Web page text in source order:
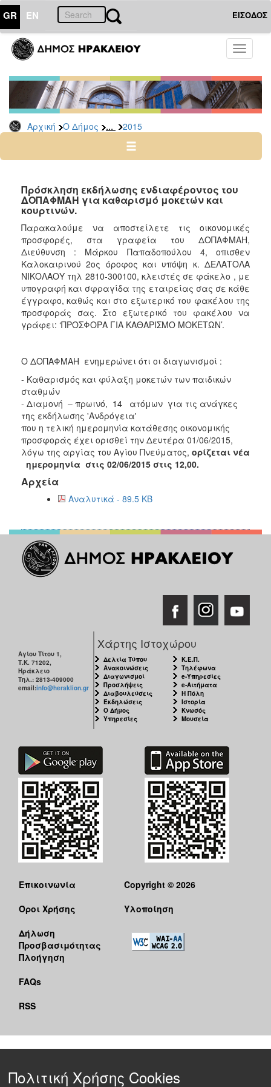
GR EN ΕΙΣΟΔΟΣ
Toggle
Αρχική Ο Δήμος ... 2015
ΔΗΜΟΣ
Διακηρύξεις
Δημοπρασίες
Αρχείο
2025
2023
2022
2021
2020
2019
2018
2017
2016
2013
ΤΟΠΟΣ
ΠΟΛΙΤΙΣΜΟΣ
ΑΝΘΕΚΤΙΚΗ
Πρόσκληση εκδήλωσης ενδιαφέροντος του
ΔΟΠΑΦΜΑΗ για καθαρισμό μοκετών και
κουρτινών.
Παρακαλούμε να αποστείλετε τις οικονομικές
προσφορές, στα γραφεία του ΔΟΠΑΦΜΑΗ,
Διεύθυνση : Μάρκου Παπαδοπούλου 4, οπισθεν
Καλοκαιρινού 2ος όροφος και υπόψη κ. ΔΕΛΑΤΟΛΑ
ΝΙΚΟΛΑΟΥ τηλ 2810-300100, κλειστές σε φάκελο , με
υπογραφή και σφραγίδα της εταιρείας σας σε κάθε
έγγραφο, καθώς και στο εξωτερικό του φακέλου της
προσφοράς σας. Στο εξωτερικό του φακέλου να
γράφει: ‘ΠΡΟΣΦΟΡΑ ΓΙΑ ΚΑΘΑΡΙΣΜΟ ΜΟΚΕΤΩΝ’.
Ο ΔΟΠΑΦΜΑΗ ενημερώνει ότι οι διαγωνισμοί :
- Καθαρισμός και φύλαξη μοκετών των παιδικών
σταθμών
- Διαμονή – πρωινό, 14 ατόμων για τις ανάγκες
της εκδήλωσης 'Ανδρόγεια'
που η τελική ημερομηνία κατάθεσης οικονομικής
προσφοράς έχει ορισθεί την Δευτέρα 01/06/2015,
λόγω της αργίας του Αγίου Πνεύματος, ορίζεται νέα
ημερομηνία στις 02/06/2015 στις 12,00.
Αρχεία
Αναλυτικά - 89.5 KB
Αγίου Τίτου 1,
Τ.Κ. 71202,
Ηράκλειο
Τηλ.: 2813-409000
email:info@heraklion.gr
Χάρτης Ιστοχώρου
Δελτία Τύπου
Ανακοινώσεις
Διαγωνισμοί
Προσλήψεις
Διαβουλεύσεις
Εκδηλώσεις
Ο Δήμος
Υπηρεσίες
Κ.Ε.Π.
Τηλέφωνα
e-Υπηρεσίες
e-Αιτήματα
Η Πόλη
Ιστορία
Κνωσός
Μουσεία
Επικοινωνία
Όροι Χρήσης
Δήλωση
Προσβασιμότητας
Πλοήγηση
FAQs
RSS
Copyright © 2026
Υλοποίηση
Πολιτική Χρήσης Cookies